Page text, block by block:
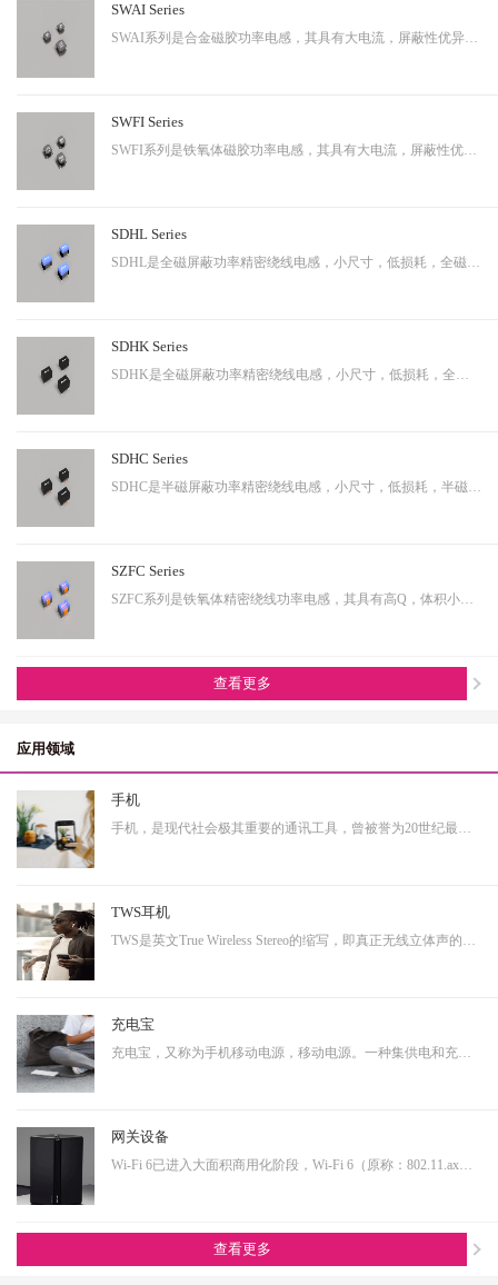
SWAI Series
SWAI系列是合金磁胶功率电感，其具有大电流，屏蔽性优异等特性，应用广泛。
SWFI Series
SWFI系列是铁氧体磁胶功率电感，其具有大电流，屏蔽性优异，性价比高等特性，应用广泛。
SDHL Series
SDHL是全磁屏蔽功率精密绕线电感，小尺寸，低损耗，全磁屏蔽等特点，适用于小型化终端产品。
SDHK Series
SDHK是全磁屏蔽功率精密绕线电感，小尺寸，低损耗，全磁屏蔽等特点，适用于小型化终端产品。
SDHC Series
SDHC是半磁屏蔽功率精密绕线电感，小尺寸，低损耗，半磁屏蔽等特点，适用于小型化终端产品。
SZFC Series
SZFC系列是铁氧体精密绕线功率电感，其具有高Q，体积小，电流大等特性。适用于小型化产品。
查看更多
应用领域
手机
手机，是现代社会极其重要的通讯工具，曾被誉为20世纪最伟大的发明之一。从早期的大哥大，到功能手机，到现在的智能手机，通讯制式不断升级，功能也越来越多样化。而正是因为其具有相当多样化的功能，使得其具有相当大的延展性，即可以演变成诸多其他产品形态的终端产品。…
TWS耳机
TWS是英文True Wireless Stereo的缩写，即真正无线立体声的意思，TWS技术同样也是基于蓝牙芯片技术的发展。按其工作原理来说是指手机通过连接主耳机，再由主耳机通过无线方式快速连接副耳机，实现真正的蓝牙左右声道无线分离使用。不连接从音箱时，主音箱回到单声道音质。…
充电宝
充电宝，又称为手机移动电源，移动电源。一种集供电和充电功能于一体的便携式充电器，可以给手机等数码设备随时随地充电或待机供电。随着移动产品的大量普及，以及移动设备的功能多样化，其用电需求也是越来越大，随身携带一个充电宝变为了常态，同时共享充电宝这个行业也…
网关设备
Wi-Fi 6已进入大面积商用化阶段，Wi-Fi 6（原称：802.11.ax）即第六代无线网络技术，提升更高的带宽，降低延时，连接用户数量提升明显。从IoT大布局的角度看，Wi-Fi 6在其中扮演着尤为重要的角色，也是高端技术的产物，内部有非常多的电源转换单元，亦需要搭配大电流功率…
查看更多